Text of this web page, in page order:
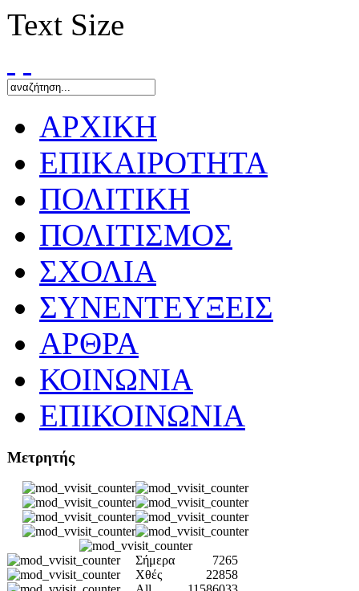
Text Size
ΑΡΧΙΚΗ
ΕΠΙΚΑΙΡΟΤΗΤΑ
ΠΟΛΙΤΙΚΗ
ΠΟΛΙΤΙΣΜΟΣ
ΣΧΟΛΙΑ
ΣΥΝΕΝΤΕΥΞΕΙΣ
ΑΡΘΡΑ
ΚΟΙΝΩΝΙΑ
ΕΠΙΚΟΙΝΩΝΙΑ
Μετρητής
Σήμερα
7265
Χθές
22858